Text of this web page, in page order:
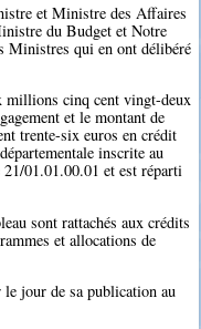
et Ministre des Affaires
du Budget et Notre
Ministres qui en ont délibéré
millions cinq cent vingt-deux
et le montant de
trente-six euros en crédit
inscrite au
01.01.00.01 et est réparti
sont rattachés aux crédits
et allocations de
jour de sa publication au